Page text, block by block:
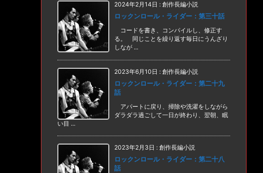
2024年2月14日 : 創作長編小説
ロックンロール・ライダー：第三十話
コードを書き、コンパイルし、修正す
る。 同じことを繰り返す毎日にうんざり
しなが ...
2023年6月10日 : 創作長編小説
ロックンロール・ライダー：第二十九
話
アパートに戻り、掃除や洗濯をしながら
ダラダラ過ごして一日が終わり、翌朝、眠
い目 ...
2023年2月3日 : 創作長編小説
ロックンロール・ライダー：第二十八
話